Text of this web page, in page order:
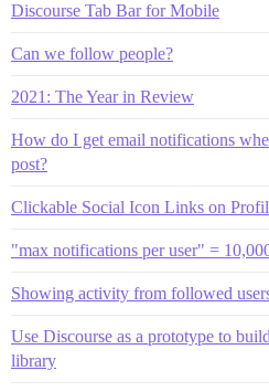
Discourse Tab Bar for Mobile
Can we follow people?
2021: The Year in Review
How do I get email notifications
post?
Clickable Social Icon Links on
"max notifications per user" =
Showing activity from followed
Use Discourse as a prototype to
library